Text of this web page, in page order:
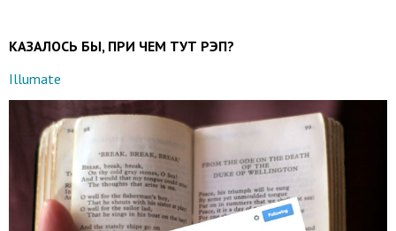
КАЗАЛОСЬ БЫ, ПРИ ЧЕМ ТУТ РЭП?
Illumate